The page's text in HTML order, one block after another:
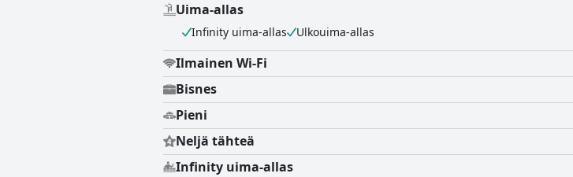
Uima-allas
Infinity uima-allas Ulkouima-allas
Ilmainen Wi-Fi
Bisnes
Pieni
Neljä tähteä
Infinity uima-allas